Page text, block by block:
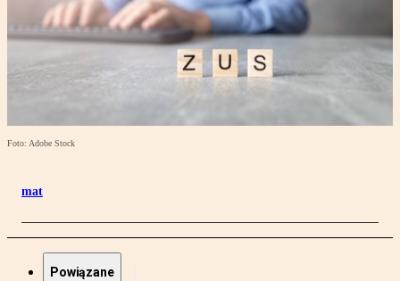
Foto: Adobe Stock
mat
Powiązane